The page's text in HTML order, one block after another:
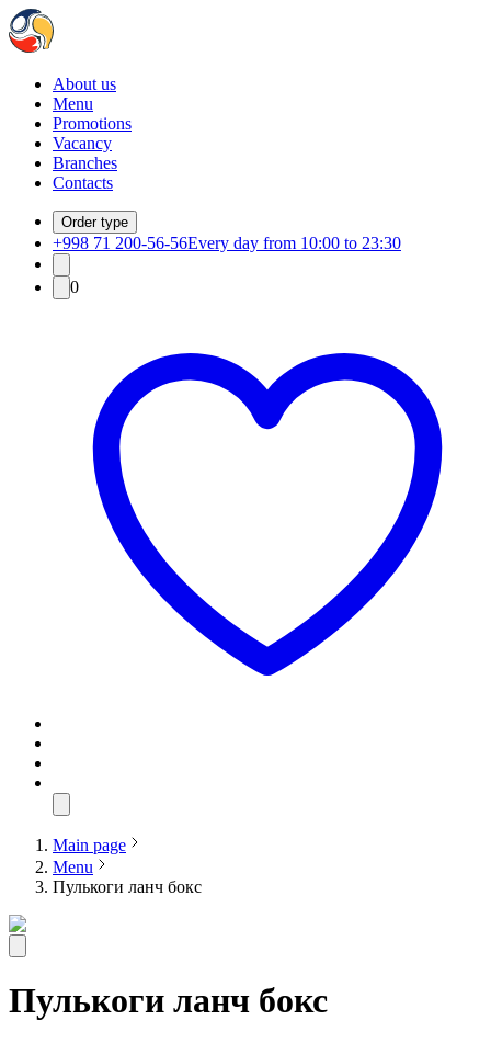
About us
Menu
Promotions
Vacancy
Branches
Contacts
Order type
+998 71 200-56-56Every day from 10:00 to 23:30
0
Main page
Menu
Пулькоги ланч бокс
Пулькоги ланч бокс